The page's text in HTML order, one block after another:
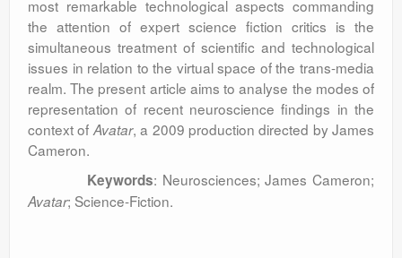
most remarkable technological aspects commanding
the attention of expert science fiction critics is the
simultaneous treatment of scientific and technological
issues in relation to the virtual space of the trans-media
realm. The present article aims to analyse the modes of
representation of recent neuroscience findings in the
context of Avatar, a 2009 production directed by James
Cameron.
Keywords: Neurosciences; James Cameron;
Avatar; Science-Fiction.